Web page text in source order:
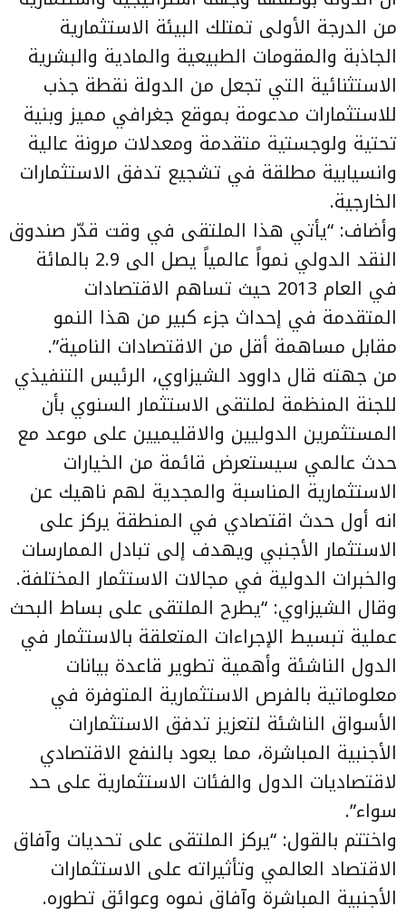
من الدرجة الأولى تمتلك البيئة الاستثمارية
الجاذبة والمقومات الطبيعية والمادية والبشرية
الاستثنائية التي تجعل من الدولة نقطة جذب
للاستثمارات مدعومة بموقع جغرافي مميز وبنية
تحتية ولوجستية متقدمة ومعدلات مرونة عالية
وانسيابية مطلقة في تشجيع تدفق الاستثمارات
الخارجية.
وأضاف: “يأتي هذا الملتقى في وقت قدّر صندوق
النقد الدولي نمواً عالمياً يصل الى 2.9 بالمائة
في العام 2013 حيث تساهم الاقتصادات
المتقدمة في إحداث جزء كبير من هذا النمو
مقابل مساهمة أقل من الاقتصادات النامية”.
من جهته قال داوود الشيزاوي، الرئيس التنفيذي
للجنة المنظمة لملتقى الاستثمار السنوي بأن
المستثمرين الدوليين والاقليميين على موعد مع
حدث عالمي سيستعرض قائمة من الخيارات
الاستثمارية المناسبة والمجدية لهم ناهيك عن
انه أول حدث اقتصادي في المنطقة يركز على
الاستثمار الأجنبي ويهدف إلى تبادل الممارسات
والخبرات الدولية في مجالات الاستثمار المختلفة.
وقال الشيزاوي: “يطرح الملتقى على بساط البحث
عملية تبسيط الإجراءات المتعلقة بالاستثمار في
الدول الناشئة وأهمية تطوير قاعدة بيانات
معلوماتية بالفرص الاستثمارية المتوفرة في
الأسواق الناشئة لتعزيز تدفق الاستثمارات
الأجنبية المباشرة، مما يعود بالنفع الاقتصادي
لاقتصاديات الدول والفئات الاستثمارية على حد
سواء”.
واختتم بالقول: “يركز الملتقى على تحديات وآفاق
الاقتصاد العالمي وتأثيراته على الاستثمارات
الأجنبية المباشرة وآفاق نموه وعوائق تطوره.